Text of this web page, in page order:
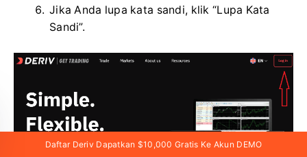
Jika Anda lupa kata sandi, klik “Lupa Kata
Sandi”.
Daftar Deriv Dapatkan $10,000 Gratis Ke Akun DEMO